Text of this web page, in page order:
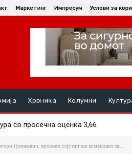
Маркетинг Импресум Услови за
Хроника Колумни
од социјална и детска заштита
Гринкевич, врховен сојузнички командант за...